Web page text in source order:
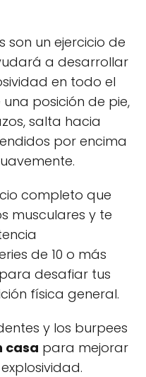
son un ejercicio de
a desarrollar
en todo el
posición de pie,
salta hacia
por encima
completo que
musculares y te
de 10 o más
desafiar tus
física general.
y los burpees
casa para mejorar